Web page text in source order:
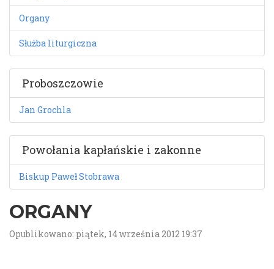
Organy
Służba liturgiczna
Proboszczowie
Jan Grochla
Powołania kapłańskie i zakonne
Biskup Paweł Stobrawa
ORGANY
Opublikowano: piątek, 14 września 2012 19:37